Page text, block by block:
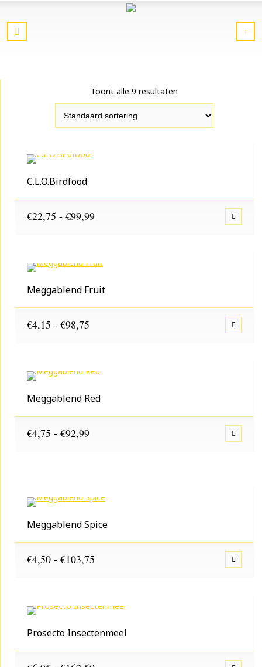
Toont alle 9 resultaten
C.L.O.Birdfood
€22,75 - €99,99Prijsklasse:
€99,99
Meggablend Fruit
€4,15 - €98,75
€98,75
Meggablend Red
€4,75 - €92,99Prijsklasse:
Meggablend Spice
€4,50 - €103,75
€103,75
Prosecto Insectenmeel